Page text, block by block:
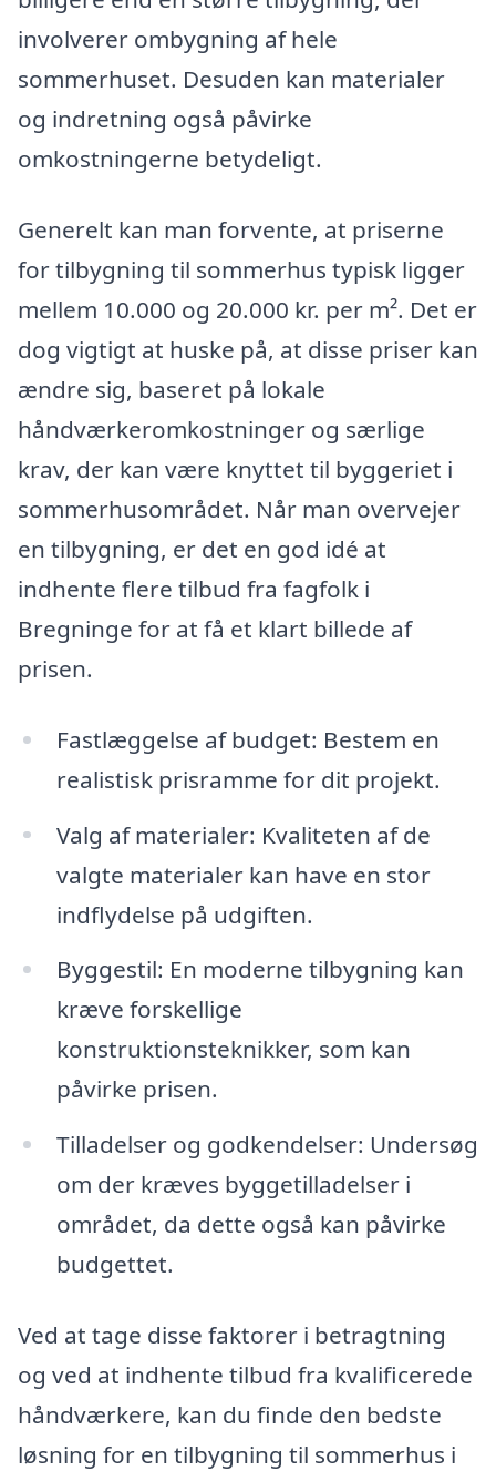
involverer ombygning af hele
sommerhuset. Desuden kan materialer
og indretning også påvirke
omkostningerne betydeligt.
Generelt kan man forvente, at priserne
for tilbygning til sommerhus typisk ligger
mellem 10.000 og 20.000 kr. per m². Det er
dog vigtigt at huske på, at disse priser kan
ændre sig, baseret på lokale
håndværkeromkostninger og særlige
krav, der kan være knyttet til byggeriet i
sommerhusområdet. Når man overvejer
en tilbygning, er det en god idé at
indhente flere tilbud fra fagfolk i
Bregninge for at få et klart billede af
prisen.
Fastlæggelse af budget: Bestem en
realistisk prisramme for dit projekt.
Valg af materialer: Kvaliteten af de
valgte materialer kan have en stor
indflydelse på udgiften.
Byggestil: En moderne tilbygning kan
kræve forskellige
konstruktionsteknikker, som kan
påvirke prisen.
Tilladelser og godkendelser: Undersøg
om der kræves byggetilladelser i
området, da dette også kan påvirke
budgettet.
Ved at tage disse faktorer i betragtning
og ved at indhente tilbud fra kvalificerede
håndværkere, kan du finde den bedste
løsning for en tilbygning til sommerhus i